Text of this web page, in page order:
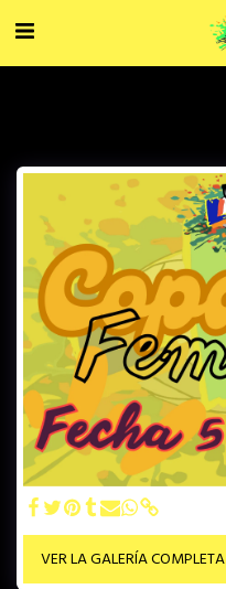
VER LA GALERÍA COMPLETA